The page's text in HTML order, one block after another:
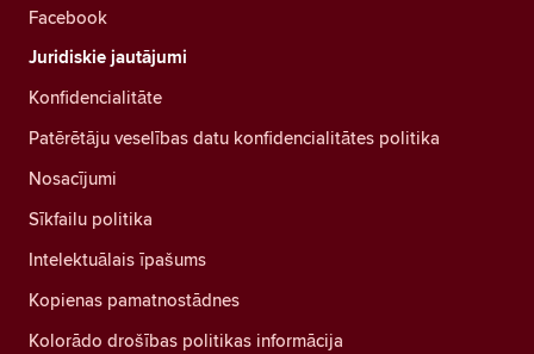
Facebook
Juridiskie jautājumi
Konfidencialitāte
Patērētāju veselības datu konfidencialitātes politika
Nosacījumi
Sīkfailu politika
Intelektuālais īpašums
Kopienas pamatnostādnes
Kolorādo drošības politikas informācija